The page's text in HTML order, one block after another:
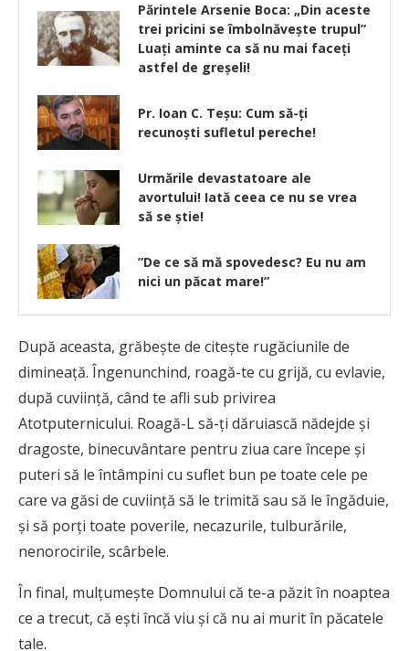
Părintele Arsenie Boca: „Din aceste
trei pricini se îmbolnăveşte trupul”
Luați aminte ca să nu mai faceți
astfel de greșeli!
Pr. Ioan C. Teşu: Cum să-ți
recunoști sufletul pereche!
Urmările devastatoare ale
avortului! Iată ceea ce nu se vrea
să se știe!
”De ce să mă spovedesc? Eu nu am
nici un păcat mare!”
După aceasta, grăbește de citește rugăciunile de
dimineață. Îngenunchind, roagă-te cu grijă, cu evlavie,
după cuviință, când te afli sub privirea
Atotputernicului. Roagă-L să-ți dăruiască nădejde și
dragoste, binecuvântare pentru ziua care începe și
puteri să le întâmpini cu suflet bun pe toate cele pe
care va găsi de cuviință să le trimită sau să le îngăduie,
și să porți toate poverile, necazurile, tulburările,
nenorocirile, scârbele.
În final, mulțumește Domnului că te-a păzit în noaptea
ce a trecut, că ești încă viu și că nu ai murit în păcatele
tale.